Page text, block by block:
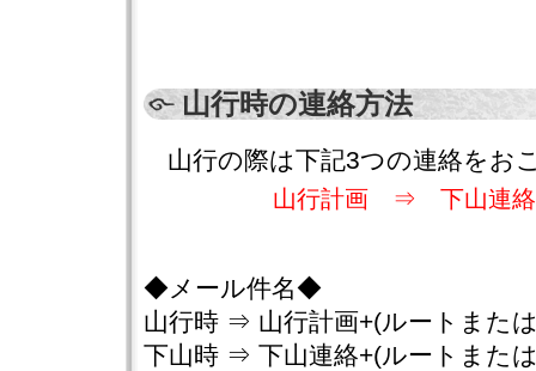
山行時の連絡方法
山行の際は下記3つの連絡をお
山行計画 ⇒ 下山連
◆メール件名◆
山行時 ⇒ 山行計画+(ルートまた
下山時 ⇒ 下山連絡+(ルートまた